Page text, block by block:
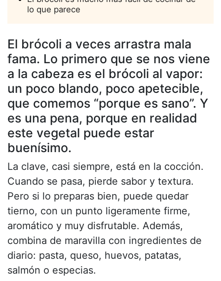
lo que parece
El brócoli a veces arrastra mala
fama. Lo primero que se nos viene
a la cabeza es el brócoli al vapor:
un poco blando, poco apetecible,
que comemos “porque es sano”. Y
es una pena, porque en realidad
este vegetal puede estar
buenísimo.
La clave, casi siempre, está en la cocción.
Cuando se pasa, pierde sabor y textura.
Pero si lo preparas bien, puede quedar
tierno, con un punto ligeramente firme,
aromático y muy disfrutable. Además,
combina de maravilla con ingredientes de
diario: pasta, queso, huevos, patatas,
salmón o especias.